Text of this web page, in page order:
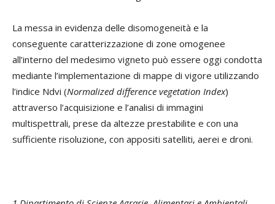
La messa in evidenza delle disomogeneità e la
conseguente caratterizzazione di zone omogenee
all’interno del medesimo vigneto può essere oggi condotta
mediante l’implementazione di mappe di vigore utilizzando
l’indice Ndvi (Normalized difference vegetation Index)
attraverso l’acquisizione e l’analisi di immagini
multispettrali, prese da altezze prestabilite e con una
sufficiente risoluzione, con appositi satelliti, aerei e droni.